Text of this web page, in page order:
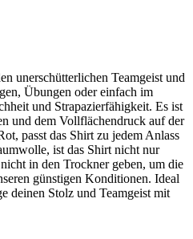
unerschütterlichen Teamgeist und
Übungen oder einfach im
und Strapazierfähigkeit. Es ist
und dem Vollflächendruck auf der
passt das Shirt zu jedem Anlass
ist das Shirt nicht nur
in den Trockner geben, um die
günstigen Konditionen. Ideal
deinen Stolz und Teamgeist mit